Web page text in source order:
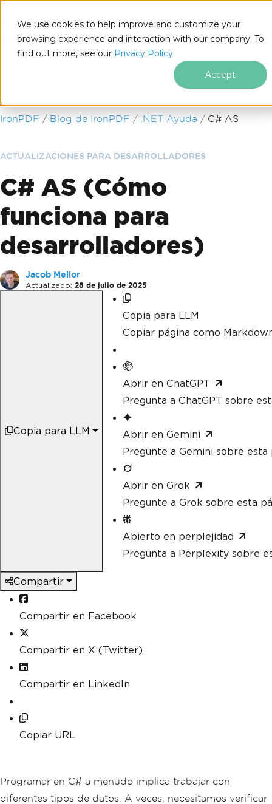
We use cookies to help improve and customize your
browsing experience and interaction with our company. To
find out more, see our Privacy Policy.
Accept
Saltar al pie de página
IronPDF Blog de IronPDF .NET Ayuda C# AS
ACTUALIZACIONES PARA DESARROLLADORES
C# AS (Cómo
funciona para
desarrolladores)
Jacob Mellor
Actualizado: 28 de julio de 2025
Copia para LLM
Copia para LLM
Copiar página como
Abrir en ChatGPT
Pregunta a ChatGPT sobre
Abrir en Gemini
Pregunte a Gemini sobre esta
Abrir en Grok
Pregunte a Grok sobre esta
Abierto en perplejidad
Pregunta a Perplexity sobre
Compartir
Compartir en Facebook
Compartir en X (Twitter)
Compartir en LinkedIn
Copiar URL
Programar en C# a menudo implica trabajar con
diferentes tipos de datos. A veces, necesitamos verificar